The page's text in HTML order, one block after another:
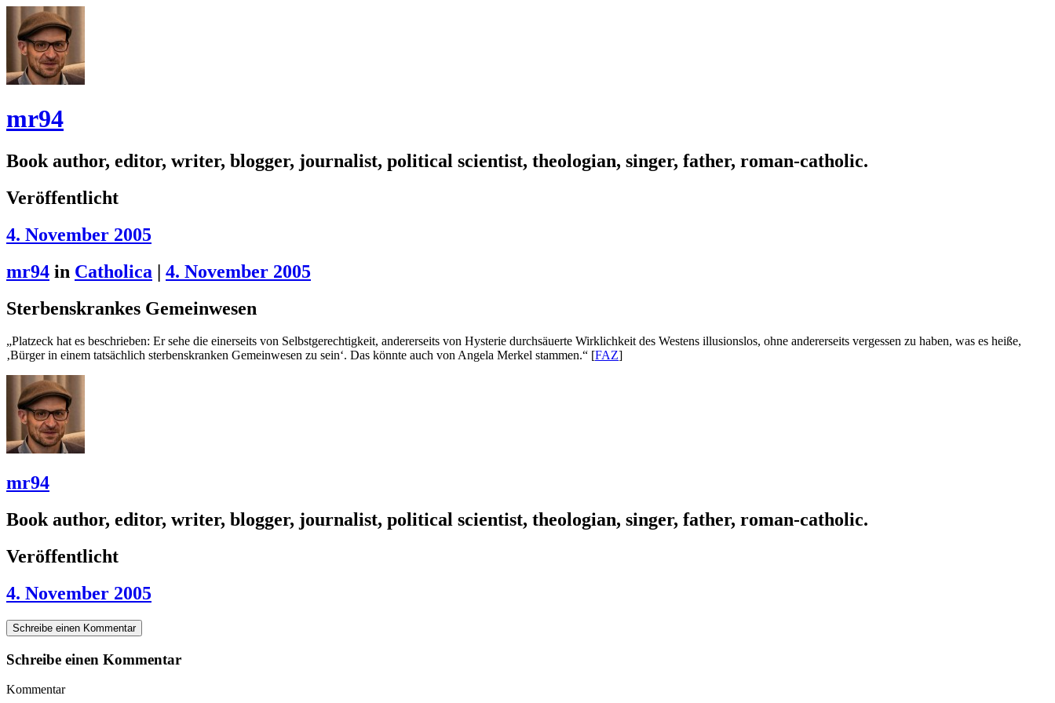
mr94
Book author, editor, writer, blogger, journalist, political scientist, theologian, singer, father, roman-catholic.
Veröffentlicht
4. November 2005
mr94 in Catholica | 4. November 2005
Sterbenskrankes Gemeinwesen
„Platzeck hat es beschrieben: Er sehe die einerseits von Selbstgerechtigkeit, andererseits von Hysterie durchsäuerte Wirklichkeit des Westens illusionslos, ohne andererseits vergessen zu haben, was es heiße,
‚Bürger in einem tatsächlich sterbenskranken Gemeinwesen zu sein‘. Das könnte auch von Angela Merkel stammen.“ [FAZ]
mr94
Book author, editor, writer, blogger, journalist, political scientist, theologian, singer, father, roman-catholic.
Veröffentlicht
4. November 2005
Schreibe einen Kommentar
Schreibe einen Kommentar
Kommentar